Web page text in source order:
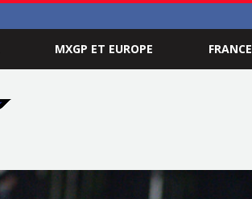
MXGP ET EUROPE FRANCE